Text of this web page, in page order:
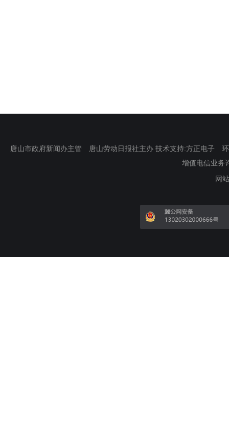
唐山市政府新闻办主管 唐山劳动日报社主办 技术支持:方正电子
增值电信业务
网